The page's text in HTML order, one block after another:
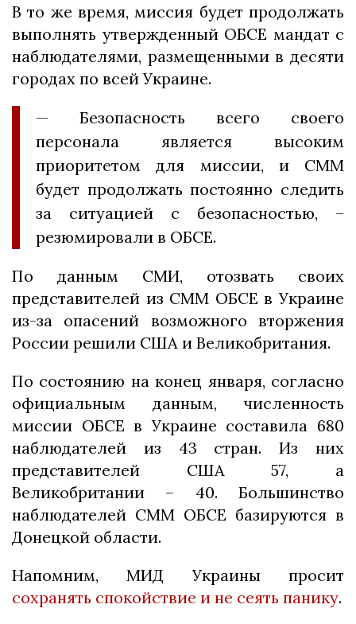
В то же время, миссия будет продолжать
выполнять утвержденный ОБСЕ мандат с
наблюдателями, размещенными в десяти
городах по всей Украине.
— Безопасность всего своего
персонала является высоким
приоритетом для миссии, и СММ
будет продолжать постоянно следить
за ситуацией с безопасностью, –
резюмировали в ОБСЕ.
По данным СМИ, отозвать своих
представителей из СММ ОБСЕ в Украине
из-за опасений возможного вторжения
России решили США и Великобритания.
По состоянию на конец января, согласно
официальным данным, численность
миссии ОБСЕ в Украине составила 680
наблюдателей из 43 стран. Из них
представителей США 57, а
Великобритании – 40. Большинство
наблюдателей СММ ОБСЕ базируются в
Донецкой области.
Напомним, МИД Украины просит
сохранять спокойствие и не сеять панику.